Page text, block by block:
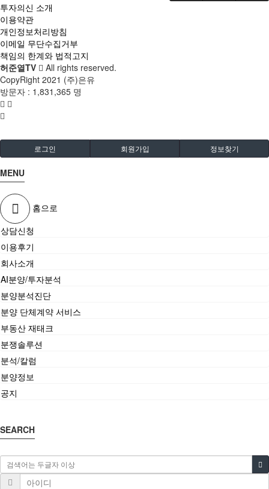
투자의신 소개
이용약관
개인정보처리방침
이메일 무단수집거부
책임의 한계와 법적고지
허준열TV
All rights reserved.
CopyRight 2021 (주)은유
방문자 : 1,831,365 명
로그인 회원가입 정보찾기
MENU
홈으로
상담신청
이용후기
회사소개
AI분양/투자분석
분양분석진단
분양 단체계약 서비스
부동산 재태크
분쟁솔루션
분석/칼럼
분양정보
공지
SEARCH